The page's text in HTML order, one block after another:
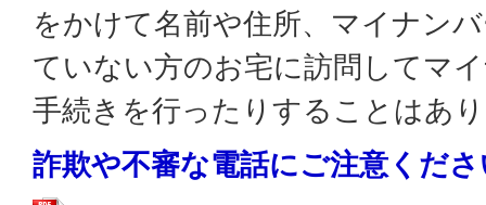
をかけて名前や住所、マイナン
ていない方のお宅に訪問してマ
手続きを行ったりすることはあ
詐欺や不審な電話にご注意くだ